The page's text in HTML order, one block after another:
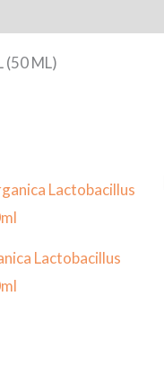
(50 ML)
Lactobacillus